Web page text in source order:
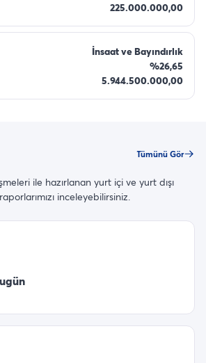
225.000.000,00
İnsaat ve Bayındırlık
%26,65
5.944.500.000,00
Tümünü Gör
ile hazırlanan yurt içi ve yurt dışı
inceleyebilirsiniz.